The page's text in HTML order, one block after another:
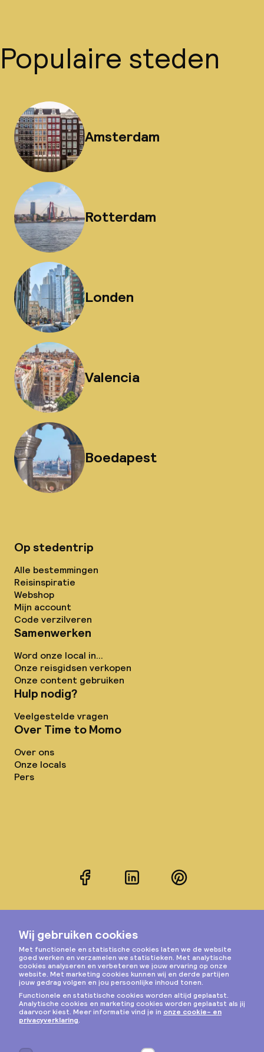
Populaire steden
Amsterdam
Rotterdam
Londen
Valencia
Boedapest
Op stedentrip
Alle bestemmingen
Reisinspiratie
Webshop
Mijn account
Code verzilveren
Samenwerken
Word onze local in...
Onze reisgidsen verkopen
Onze content gebruiken
Hulp nodig?
Veelgestelde vragen
Over Time to Momo
Over ons
Onze locals
Pers
FacebookLinkedInPinterest
Instagram
Privacy & cookies